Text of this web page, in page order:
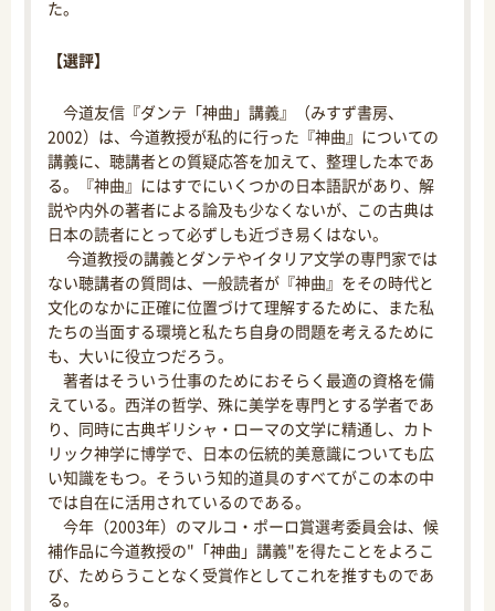
た。
【選評】
今道友信『ダンテ「神曲」講義』（みすず書房、
2002）は、今道教授が私的に行った『神曲』についての
講義に、聴講者との質疑応答を加えて、整理した本であ
る。『神曲』にはすでにいくつかの日本語訳があり、解
説や内外の著者による論及も少なくないが、この古典は
日本の読者にとって必ずしも近づき易くはない。
今道教授の講義とダンテやイタリア文学の専門家では
ない聴講者の質問は、一般読者が『神曲』をその時代と
文化のなかに正確に位置づけて理解するために、また私
たちの当面する環境と私たち自身の問題を考えるために
も、大いに役立つだろう。
著者はそういう仕事のためにおそらく最適の資格を備
えている。西洋の哲学、殊に美学を専門とする学者であ
り、同時に古典ギリシャ・ローマの文学に精通し、カト
リック神学に博学で、日本の伝統的美意識についても広
い知識をもつ。そういう知的道具のすべてがこの本の中
では自在に活用されているのである。
今年（2003年）のマルコ・ポーロ賞選考委員会は、候
補作品に今道教授の"「神曲」講義"を得たことをよろこ
び、ためらうことなく受賞作としてこれを推すものであ
る。